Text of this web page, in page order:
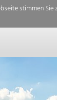
stimmen